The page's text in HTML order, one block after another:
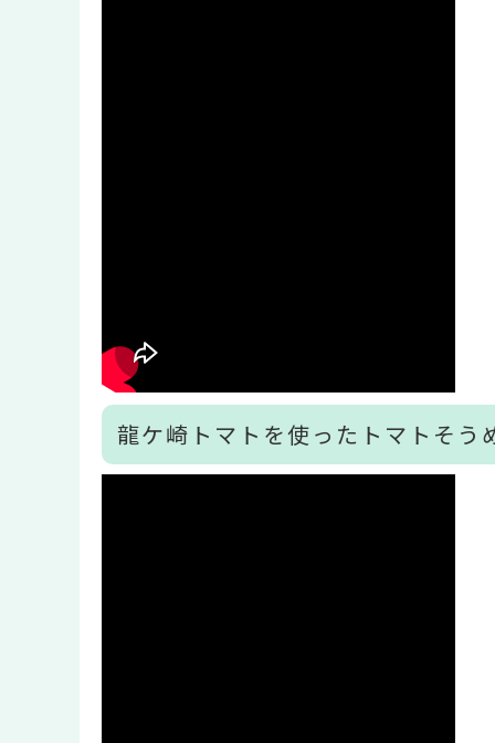
龍ケ崎トマトを使ったトマトそう